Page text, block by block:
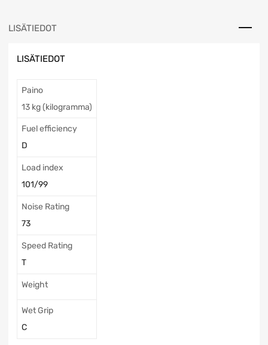
LISÄTIEDOT
LISÄTIEDOT
Paino
13 kg (kilogramma)
Fuel efficiency
D
Load index
101/99
Noise Rating
73
Speed Rating
T
Weight
Wet Grip
C